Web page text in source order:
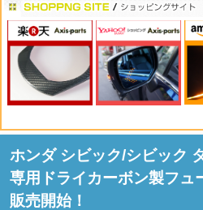
ホンダ シビック/シビック
専用ドライカーボン製フュ
販売開始！